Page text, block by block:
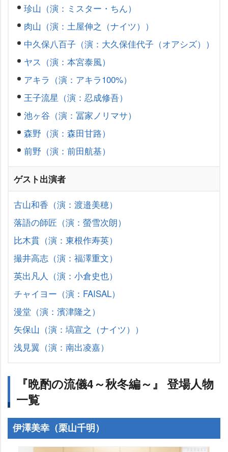
珍山（演：ミスター・ちん）
肉山（演：土屋伸之（ナイツ））
中久保八百子（演：大久保佳代子（オアシズ））
ヤス（演：本宮泰風）
アキラ（演：アキラ100%）
王子流星（演：忍成修吾）
池ヶ谷（演：冨家ノリマサ）
森野（演：森田甘路）
前野（演：前田航基）
ゲスト出演者
古山和香（演：渡邉美穂）
落語の師匠（演：螢雪次朗）
比木貫（演：東根作寿英）
撮井高志（演：福澤重文）
英出凡人（演：小倉史也）
チャイヨー（演：FAISAL）
漫堂（演：濱津隆之）
矢保山（演：塙宣之（ナイツ））
浅見翼（演：南出凌嘉）
『晩酌の流儀4～秋冬編～』 登場人物
一覧
伊澤美幸（栗山千明）